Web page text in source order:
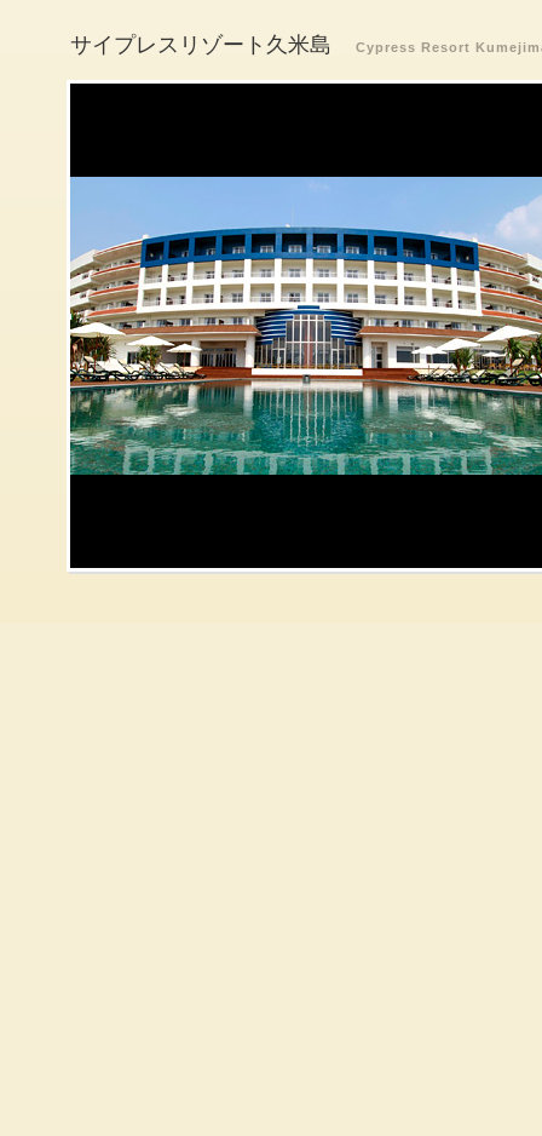
サイプレスリゾート久米島 Cypress Resort